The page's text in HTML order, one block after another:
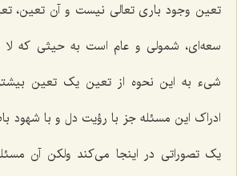
تعین وجود بارى تعالى نیست و آن تعین،
سعه‌اى، شمولى و عام است به حیثى که
شی‌ء به این نحوه از تعین یک تعین
ادراک این مسئله جز با رؤیت دل و با شهود
یک تصوراتى در اینجا مى‌کند ولکن آن